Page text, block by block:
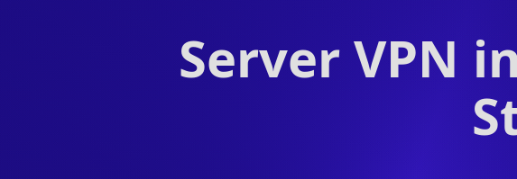
Server VPN